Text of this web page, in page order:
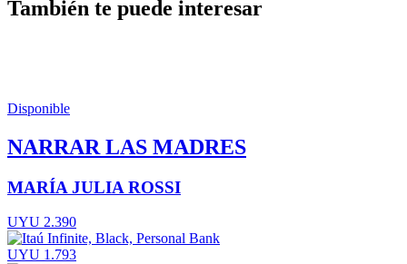
También te puede interesar
Disponible
NARRAR LAS MADRES
MARÍA JULIA ROSSI
UYU 2.390
UYU 1.793